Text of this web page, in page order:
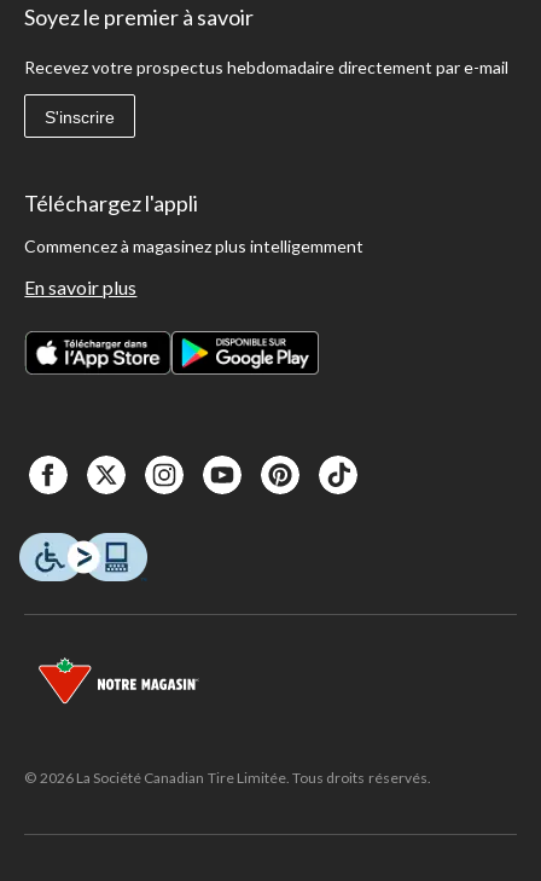
Soyez le premier à savoir
Recevez votre prospectus hebdomadaire directement par e-mail
S'inscrire
Téléchargez l'appli
Commencez à magasinez plus intelligemment
En savoir plus
© 2026 La Société Canadian Tire Limitée. Tous droits réservés.